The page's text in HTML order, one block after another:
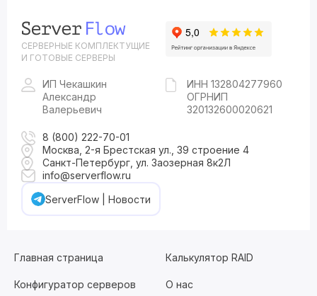
СЕРВЕРНЫЕ КОМПЛЕКТУЩИЕ
И ГОТОВЫЕ СЕРВЕРЫ
ИП Чекашкин
Александр
Валерьевич
ИНН 132804277960
ОГРНИП
320132600020621
8 (800) 222-70-01
Москва, 2-я Брестская ул., 39 строение 4
Санкт-Петербург, ул. Заозерная 8к2Л
info@serverflow.ru
ServerFlow | Новости
Главная страница Калькулятор RAID
Конфигуратор серверов О нас